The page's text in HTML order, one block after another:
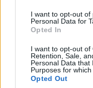
I want to opt-out of
Personal Data for
Opted In
I want to opt-out of
Retention, Sale,
Personal Data that
Purposes for which
Opted Out
La Roma, dal canto
propria linea
un’eventuale
europei. Il club è